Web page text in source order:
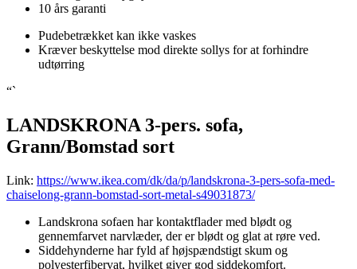
10 års garanti
Pudebetrækket kan ikke vaskes
Kræver beskyttelse mod direkte sollys for at forhindre
udtørring
“`
LANDSKRONA 3-pers. sofa,
Grann/Bomstad sort
Link: https://www.ikea.com/dk/da/p/landskrona-3-pers-sofa-med-
chaiselong-grann-bomstad-sort-metal-s49031873/
Landskrona sofaen har kontaktflader med blødt og
gennemfarvet narvlæder, der er blødt og glat at røre ved.
Siddehynderne har fyld af højspændstigt skum og
polyesterfibervat, hvilket giver god siddekomfort.